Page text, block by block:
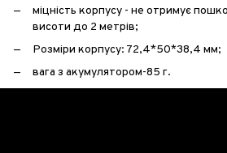
міцність корпусу - не отримує
висоти до 2 метрів;
Розміри корпусу: 72,4*50*38,4 мм;
вага з акумулятором-85 г.